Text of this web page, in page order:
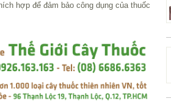
hợp để đảm bảo công dụng của thuốc